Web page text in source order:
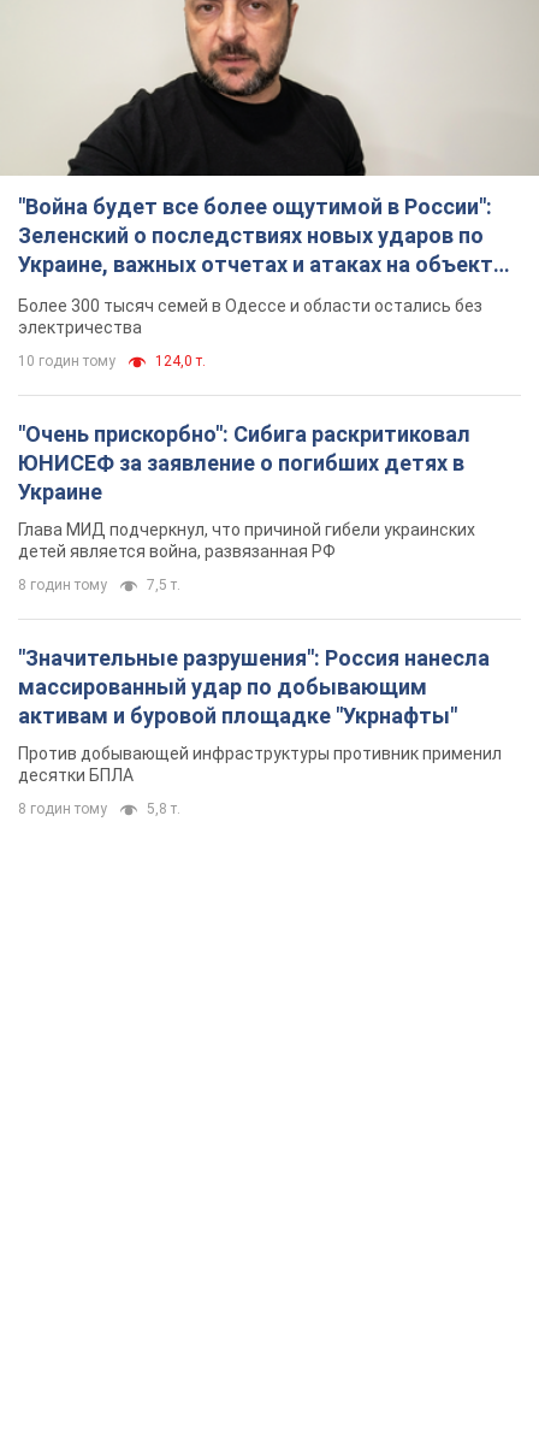
"Война будет все более ощутимой в России":
Зеленский о последствиях новых ударов по
Украине, важных отчетах и атаках на объекты
противника. Видео
Более 300 тысяч семей в Одессе и области остались без
электричества
10 годин тому 124,0 т.
"Очень прискорбно": Сибига раскритиковал
ЮНИСЕФ за заявление о погибших детях в
Украине
Глава МИД подчеркнул, что причиной гибели украинских
детей является война, развязанная РФ
8 годин тому 7,5 т.
"Значительные разрушения": Россия нанесла
массированный удар по добывающим
активам и буровой площадке "Укрнафты"
Против добывающей инфраструктуры противник применил
десятки БПЛА
8 годин тому 5,8 т.